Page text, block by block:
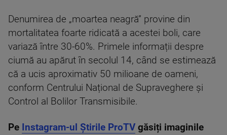
Denumirea de „moartea neagră” provine din
mortalitatea foarte ridicată a acestei boli, care
variază între 30-60%. Primele informații despre
ciumă au apărut în secolul 14, când se estimează
că a ucis aproximativ 50 milioane de oameni,
conform Centrului Național de Supraveghere și
Control al Bolilor Transmisibile.
Pe Instagram-ul Știrile ProTV găsiți imaginile